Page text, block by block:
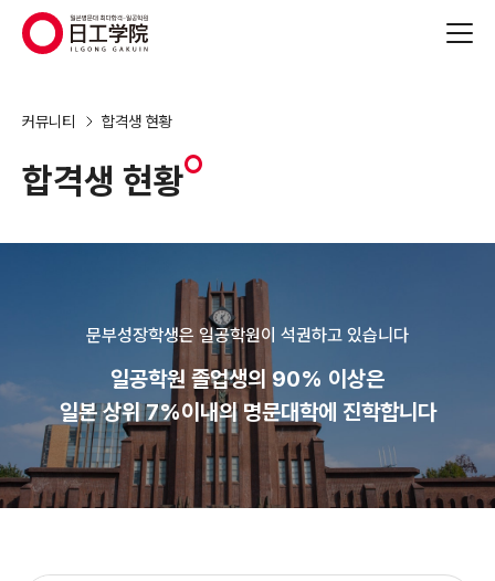
(주)지원에듀
커뮤니티 합격생 현황
합격생 현황
문부성장학생은 일공학원이 석권하고 있습니다
일공학원 졸업생의 90% 이상은
일본 상위 7%이내의 명문대학에 진학합니다